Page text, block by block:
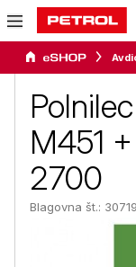
M451
2700
Blagovna št.: